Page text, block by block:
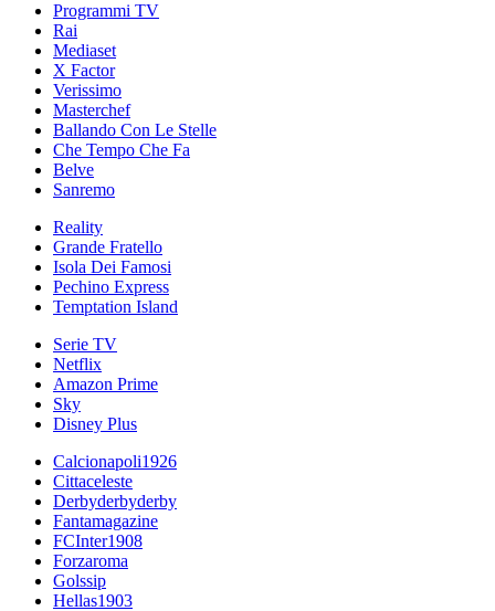
Programmi TV
Rai
Mediaset
X Factor
Verissimo
Masterchef
Ballando Con Le Stelle
Che Tempo Che Fa
Belve
Sanremo
Reality
Grande Fratello
Isola Dei Famosi
Pechino Express
Temptation Island
Serie TV
Netflix
Amazon Prime
Sky
Disney Plus
Calcionapoli1926
Cittaceleste
Derbyderbyderby
Fantamagazine
FCInter1908
Forzaroma
Golssip
Hellas1903